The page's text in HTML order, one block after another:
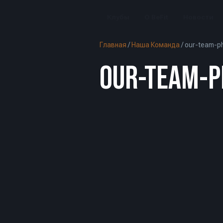
Главная / Наша Команда /our-team-
OUR-TEAM-